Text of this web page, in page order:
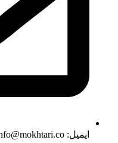
ایمیل: info@mokhtari.co